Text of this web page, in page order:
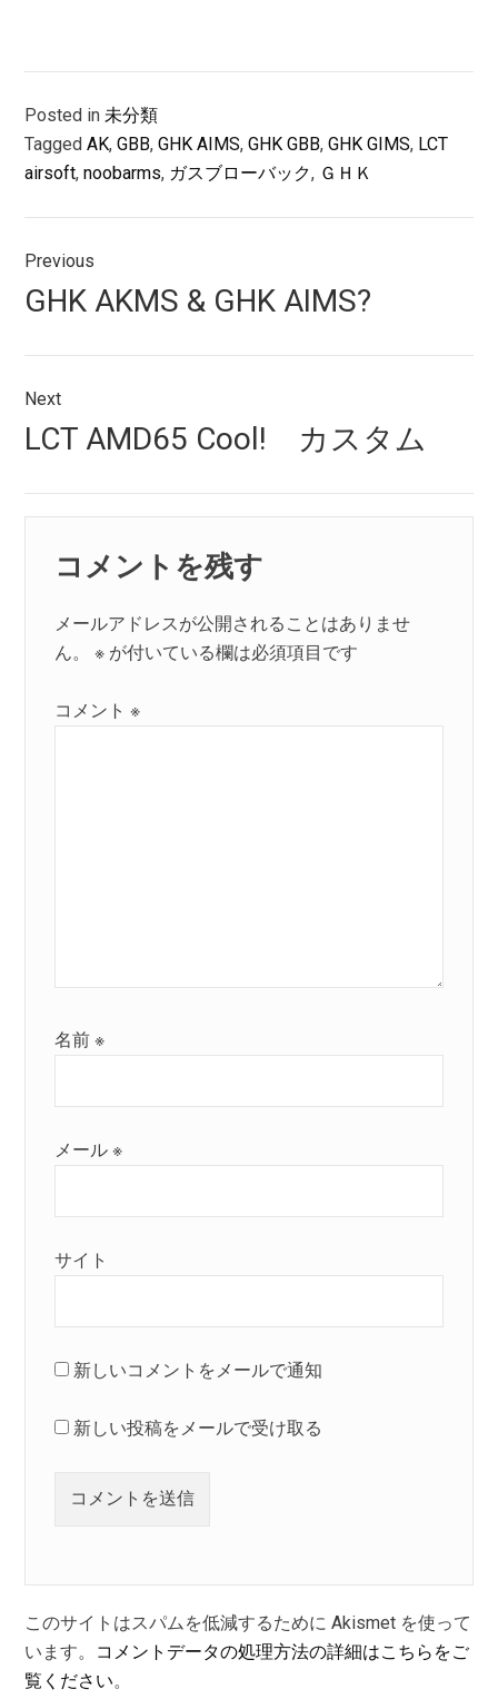
Posted in未分類
TaggedAK,GBB,GHK AIMS,GHK GBB,GHK GIMS, LCT
airsoft,noobarms, ガスブローバック, ＧＨＫ
稿
ナ
ビ
ゲ
ー
シ
ョ
ン
Previous
Previous
post:
GHK AKMS & GHK AIMS?
Next
Next
post:
LCT AMD65 Cool! カスタム
コメントを残す
メールアドレスが公開されることはありませ
ん。
※ が付いている欄は必須項目です
コメント※
名前※
メール※
サイト
新しいコメントをメールで通知
新しい投稿をメールで受け取る
このサイトはスパムを低減するために Akismet を使って
います。 コメントデータの処理方法の詳細はこちらをご
覧ください。